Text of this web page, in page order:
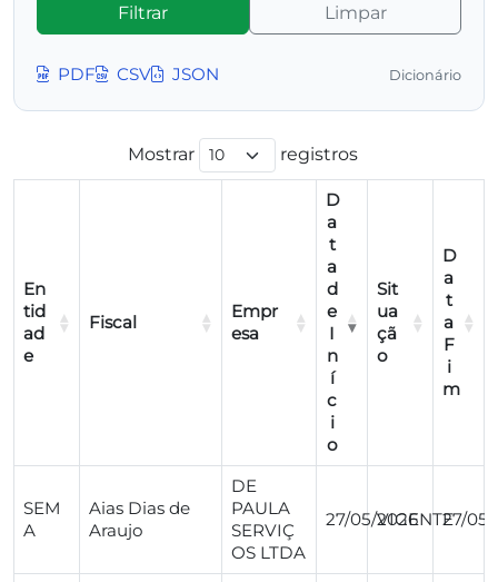
Filtrar Limpar
PDF CSV JSON Dicionário
Mostrar registros
En
tid
ad
e
Fiscal
Empr
esa
D
a
t
a
d
e
I
n
í
c
i
o
Sit
ua
çã
o
D
a
t
a
F
i
m
SEM
A
Aias Dias de
Araujo
DE
PAULA
SERVIÇ
OS LTDA
27/05/2026
VIGENTE27/05/